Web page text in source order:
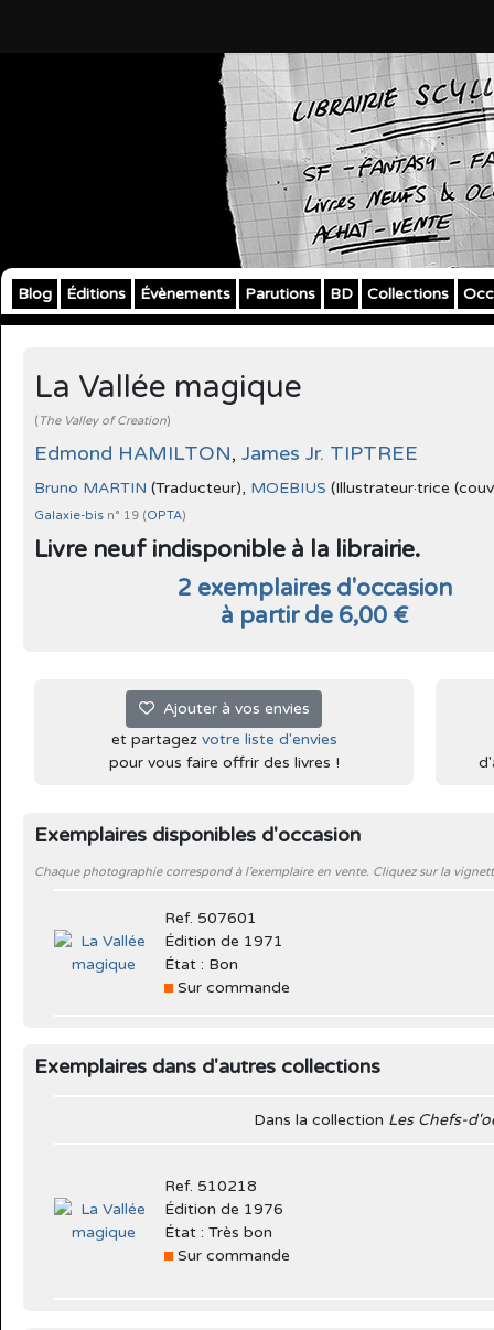
Blog Éditions Évènements Parutions BD Collections
La Vallée magique
( The Valley of Creation)
Edmond HAMILTON, James Jr. TIPTREE
Bruno MARTIN (Traducteur), MOEBIUS (Illustrateur·trice
Galaxie-bis n° 19 (OPTA)
Livre neuf indisponible à la librairie.
2 exemplaires d'occasion
à partir de 6,00 €
Ajouter à vos envies
et partagez votre liste d'envies
pour vous faire offrir des livres !
Exemplaires disponibles d'occasion
Chaque photographie correspond à l'exemplaire en vente. Cliquez sur la
Ref. 507601
Édition de 1971
État : Bon
Sur commande
Exemplaires dans d'autres collections
Dans la collection Les Chefs-
Ref. 510218
Édition de 1976
État : Très bon
Sur commande